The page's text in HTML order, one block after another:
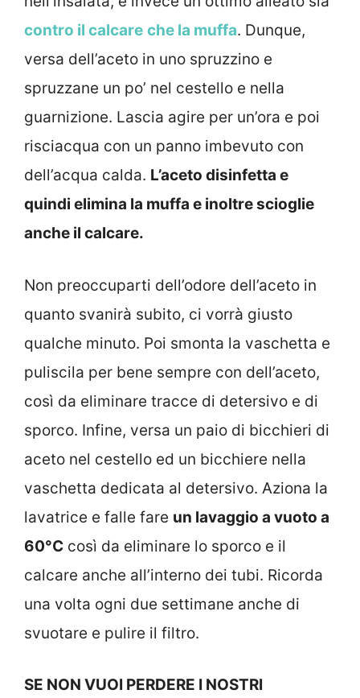
contro il calcare che la muffa. Dunque,
versa dell’aceto in uno spruzzino e
spruzzane un po’ nel cestello e nella
guarnizione. Lascia agire per un’ora e poi
risciacqua con un panno imbevuto con
dell’acqua calda. L’aceto disinfetta e
quindi elimina la muffa e inoltre scioglie
anche il calcare.
Non preoccuparti dell’odore dell’aceto in
quanto svanirà subito, ci vorrà giusto
qualche minuto. Poi smonta la vaschetta e
puliscila per bene sempre con dell’aceto,
così da eliminare tracce di detersivo e di
sporco. Infine, versa un paio di bicchieri di
aceto nel cestello ed un bicchiere nella
vaschetta dedicata al detersivo. Aziona la
lavatrice e falle fare un lavaggio a vuoto a
60°C così da eliminare lo sporco e il
calcare anche all’interno dei tubi. Ricorda
una volta ogni due settimane anche di
svuotare e pulire il filtro.
SE NON VUOI PERDERE I NOSTRI